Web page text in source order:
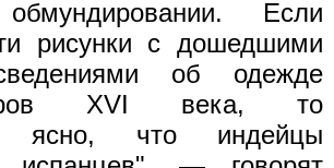
Если
рисунки с дошедшими
об одежде
XVI века, то
ясно, что индейцы